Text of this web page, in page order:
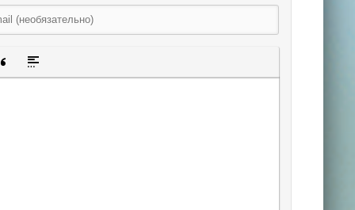
ссылку
скрытого текста
Вставка цитаты
Вставка спойлера